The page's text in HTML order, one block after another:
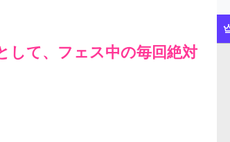
して、フェス中の毎回絶対